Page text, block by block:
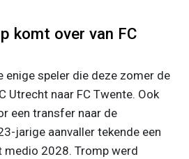
komt over van FC
enige speler die deze zomer de
Utrecht naar FC Twente. Ook
een transfer naar de
jarige aanvaller tekende een
2028. Tromp werd